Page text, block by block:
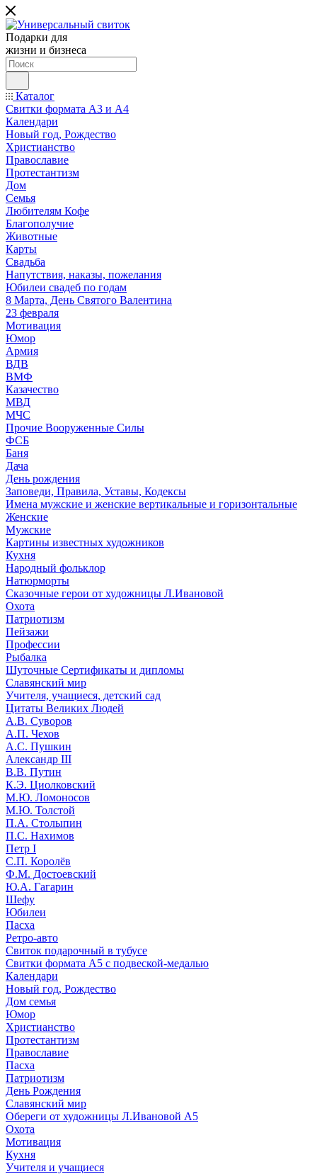
Подарки для
жизни и бизнеса
Каталог
Свитки формата А3 и А4
Календари
Новый год, Рождество
Христианство
Православие
Протестантизм
Дом
Семья
Любителям Кофе
Благополучие
Животные
Карты
Свадьба
Напутствия, наказы, пожелания
Юбилеи свадеб по годам
8 Марта, День Святого Валентина
23 февраля
Мотивация
Юмор
Армия
ВДВ
ВМФ
Казачество
МВД
МЧС
Прочие Вооруженные Силы
ФСБ
Баня
Дача
День рождения
Заповеди, Правила, Уставы, Кодексы
Имена мужские и женские вертикальные и горизонтальные
Женские
Мужские
Картины известных художников
Кухня
Народный фольклор
Натюрморты
Сказочные герои от художницы Л.Ивановой
Охота
Патриотизм
Пейзажи
Профессии
Рыбалка
Шуточные Сертификаты и дипломы
Славянский мир
Учителя, учащиеся, детский сад
Цитаты Великих Людей
А.В. Суворов
А.П. Чехов
А.С. Пушкин
Александр III
В.В. Путин
К.Э. Циолковский
М.Ю. Ломоносов
М.Ю. Толстой
П.А. Столыпин
П.С. Нахимов
Петр I
С.П. Королёв
Ф.М. Достоевский
Ю.А. Гагарин
Шефу
Юбилеи
Пасха
Ретро-авто
Свиток подарочный в тубусе
Свитки формата А5 с подвеской-медалью
Календари
Новый год, Рождество
Дом семья
Юмор
Христианство
Протестантизм
Православие
Пасха
Патриотизм
День Рождения
Славянский мир
Обереги от художницы Л.Ивановой А5
Охота
Мотивация
Кухня
Учителя и учащиеся